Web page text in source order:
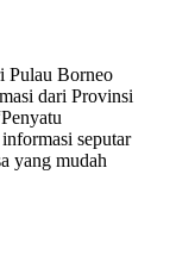
Pulau Borneo
dari Provinsi
seputar
yang mudah